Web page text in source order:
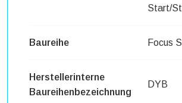
Start/
Baureihe Focus
Herstellerinterne
Baureihenbezeichnung
DYB